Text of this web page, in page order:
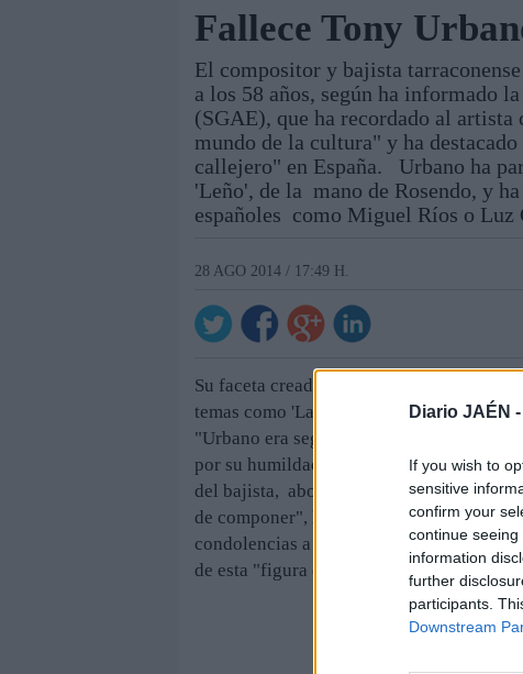
Diario JAÉN -
If you wish to
sensitive
confirm your
continue
information
further
participants.
Downstream
Módulos Portada Jaén Provincia Linares
Fallece Tony
El compositor y bajista
a los 58 años, según ha informado
(SGAE), que ha recordado al
mundo de la cultura" y ha
callejero" en España. Urbano ha
'Leño', de la mano de Rosendo, y
españoles como Miguel Ríos o Luz
28 AGO 2014 / 17:49 H.
Su faceta creadora incluye una más de
temas como 'La Fina', 'Más Madera' o
"Urbano era seguido y querido no solo
por su humildad y generosidad con sus
del bajista, abogando siempre por la
de componer", ha asegurado la entidad.
condolencias a los familiares y
de esta "figura clave en la música